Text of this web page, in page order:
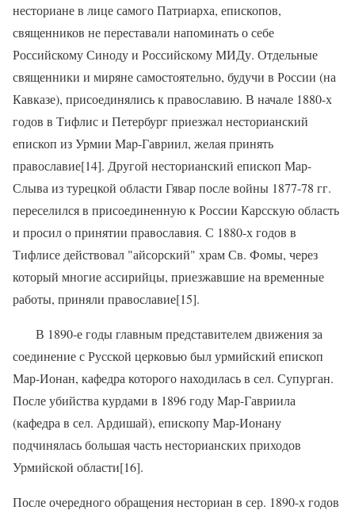
несториане в лице самого Патриарха, епископов,
священников не переставали напоминать о себе
Российскому Синоду и Российскому МИДу. Отдельные
священники и миряне самостоятельно, будучи в России (на
Кавказе), присоединялись к православию. В начале 1880-х
годов в Тифлис и Петербург приезжал несторианский
епископ из Урмии Map-Гавриил, желая принять
православие[14]. Другой несторианский епископ Мар-
Слыва из турецкой области Гявар после войны 1877-78 гг.
переселился в присоединенную к России Карсскую область
и просил о принятии православия. С 1880-х годов в
Тифлисе действовал "айсорский" храм Св. Фомы, через
который многие ассирийцы, приезжавшие на временные
работы, приняли православие[15].
В 1890-е годы главным представителем движения за
соединение с Русской церковью был урмийский епископ
Мар-Ионан, кафедра которого находилась в сел. Супурган.
После убийства курдами в 1896 году Map-Гавриила
(кафедра в сел. Ардишай), епископу Мар-Ионану
подчинялась большая часть несторианских приходов
Урмийской области[16].
После очередного обращения несториан в сер. 1890-х годов